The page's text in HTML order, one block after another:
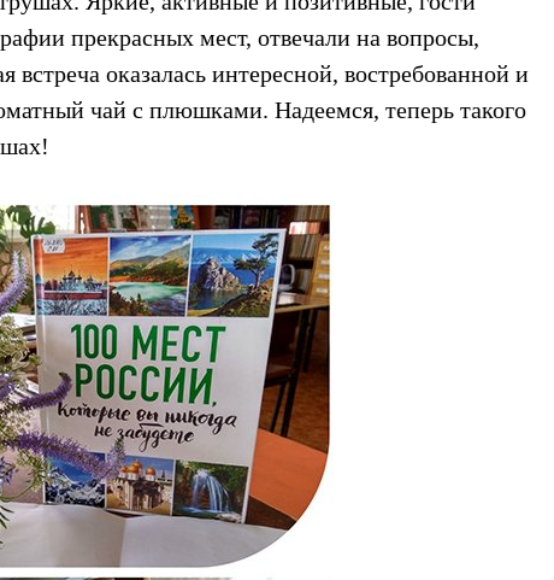
прекрасных мест, отвечали на вопросы,
оказалась интересной, востребованной и
чай с плюшками. Надеемся, теперь такого